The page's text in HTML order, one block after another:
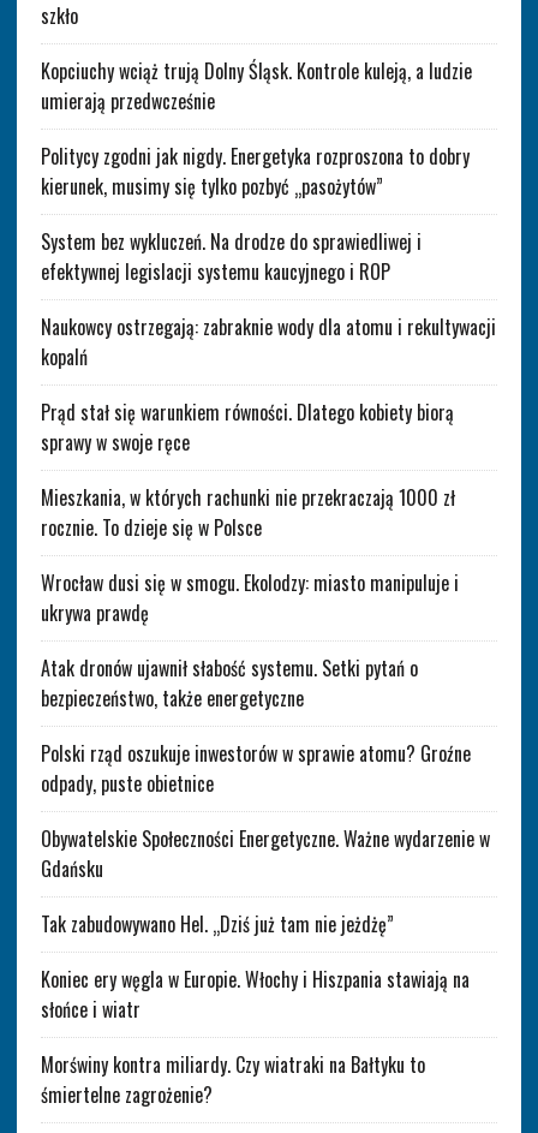
szkło
Kopciuchy wciąż trują Dolny Śląsk. Kontrole kuleją, a ludzie
umierają przedwcześnie
Politycy zgodni jak nigdy. Energetyka rozproszona to dobry
kierunek, musimy się tylko pozbyć „pasożytów”
System bez wykluczeń. Na drodze do sprawiedliwej i
efektywnej legislacji systemu kaucyjnego i ROP
Naukowcy ostrzegają: zabraknie wody dla atomu i rekultywacji
kopalń
Prąd stał się warunkiem równości. Dlatego kobiety biorą
sprawy w swoje ręce
Mieszkania, w których rachunki nie przekraczają 1000 zł
rocznie. To dzieje się w Polsce
Wrocław dusi się w smogu. Ekolodzy: miasto manipuluje i
ukrywa prawdę
Atak dronów ujawnił słabość systemu. Setki pytań o
bezpieczeństwo, także energetyczne
Polski rząd oszukuje inwestorów w sprawie atomu? Groźne
odpady, puste obietnice
Obywatelskie Społeczności Energetyczne. Ważne wydarzenie w
Gdańsku
Tak zabudowywano Hel. „Dziś już tam nie jeżdżę”
Koniec ery węgla w Europie. Włochy i Hiszpania stawiają na
słońce i wiatr
Morświny kontra miliardy. Czy wiatraki na Bałtyku to
śmiertelne zagrożenie?